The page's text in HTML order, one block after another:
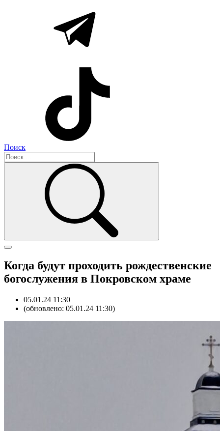
Поиск
Когда будут проходить рождественские
богослужения в Покровском храме
05.01.24 11:30
(обновлено: 05.01.24 11:30)